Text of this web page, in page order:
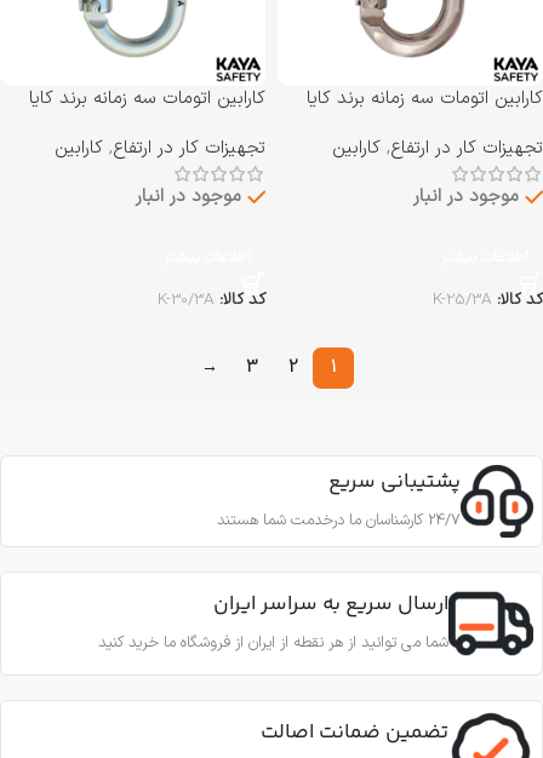
کارابین اتومات سه زمانه برند کایا
25/3A
تجهیزات کار در ارتفاع, کارابین
موجود در انبار
کد کالا: K-25/3A
کارابین اتومات سه زمانه برند کایا
30/3A
تجهیزات کار در ارتفاع, کارابین
موجود در انبار
کد کالا: K-30/3A
1
2
3
→
پشتیبانی سریع
24/7 کارشناسان ما درخدمت شما هستند
ارسال سریع به سراسر ایران
شما می توانید از هر نقطه از ایران از فروشگاه ما خرید کنید
تضمین ضمانت اصالت